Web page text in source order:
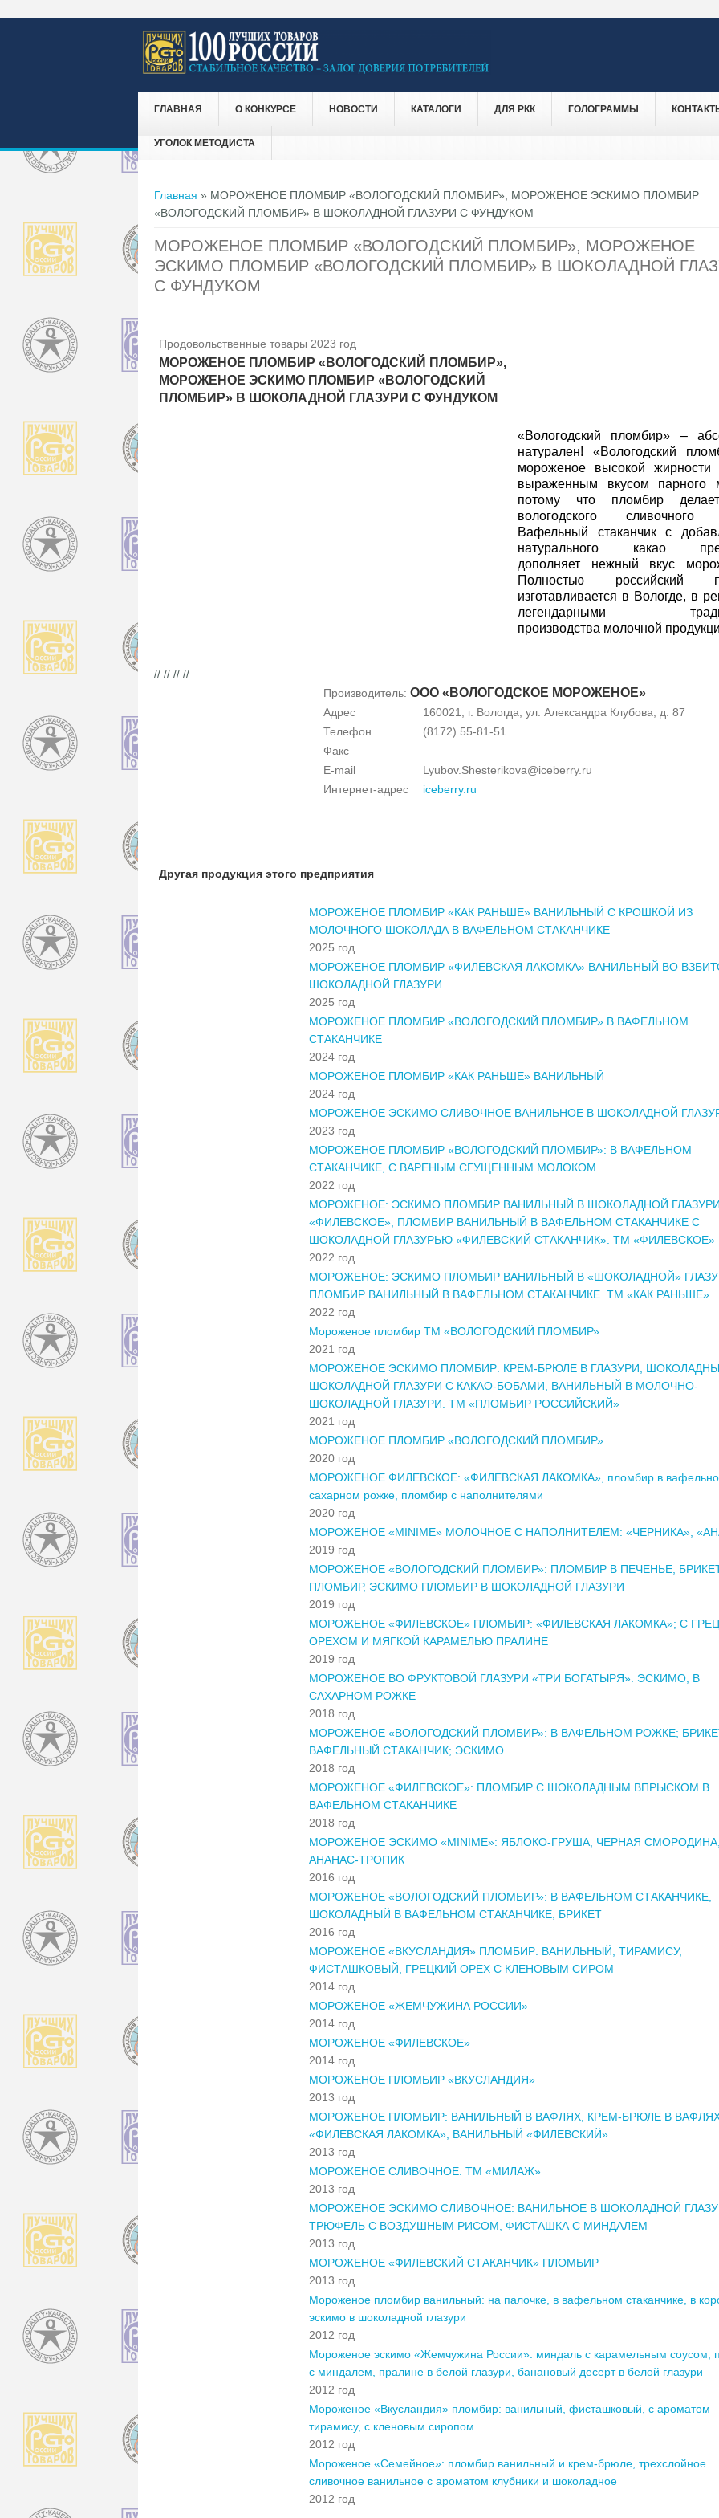
ГЛАВНАЯ О КОНКУРСЕ НОВОСТИ КАТАЛОГИ ДЛЯ РКК ГОЛОГРАММЫ
УГОЛОК МЕТОДИСТА
Вы здесь
Главная » МОРОЖЕНОЕ ПЛОМБИР «ВОЛОГОДСКИЙ ПЛОМБИР», МОРОЖЕНОЕ ЭСКИМО ПЛОМБИР
«ВОЛОГОДСКИЙ ПЛОМБИР» В ШОКОЛАДНОЙ ГЛАЗУРИ С ФУНДУКОМ
МОРОЖЕНОЕ ПЛОМБИР «ВОЛОГОДСКИЙ ПЛОМБИР», МОРОЖЕНОЕ
ЭСКИМО ПЛОМБИР «ВОЛОГОДСКИЙ ПЛОМБИР» В ШОКОЛАДНОЙ
С ФУНДУКОМ
Продовольственные товары 2023 год
МОРОЖЕНОЕ ПЛОМБИР «ВОЛОГОДСКИЙ ПЛОМБИР»,
МОРОЖЕНОЕ ЭСКИМО ПЛОМБИР «ВОЛОГОДСКИЙ
ПЛОМБИР» В ШОКОЛАДНОЙ ГЛАЗУРИ С ФУНДУКОМ
«Вологодский пломбир» –
натурален! «Вологодский
мороженое высокой жирности
выраженным вкусом парного
потому что пломбир
вологодского сливочного
Вафельный стаканчик с
натурального какао
дополняет нежный вкус
Полностью российский
изготавливается в Вологде, в
легендарными
производства молочной
// // // //
Производитель: ООО «ВОЛОГОДСКОЕ МОРОЖЕНОЕ»
Адрес
160021, г. Вологда, ул. Александра Клубова, д. 87
Телефон
(8172) 55-81-51
Факс
E-mail
Lyubov.Shesterikova@iceberry.ru
Интернет-адрес
iceberry.ru
Другая продукция этого предприятия
МОРОЖЕНОЕ ПЛОМБИР «КАК РАНЬШЕ» ВАНИЛЬНЫЙ С КРОШКОЙ ИЗ
МОЛОЧНОГО ШОКОЛАДА В ВАФЕЛЬНОМ СТАКАНЧИКЕ
2025 год
МОРОЖЕНОЕ ПЛОМБИР «ФИЛЕВСКАЯ ЛАКОМКА» ВАНИЛЬНЫЙ ВО
ШОКОЛАДНОЙ ГЛАЗУРИ
2025 год
МОРОЖЕНОЕ ПЛОМБИР «ВОЛОГОДСКИЙ ПЛОМБИР» В ВАФЕЛЬНОМ
СТАКАНЧИКЕ
2024 год
МОРОЖЕНОЕ ПЛОМБИР «КАК РАНЬШЕ» ВАНИЛЬНЫЙ
2024 год
МОРОЖЕНОЕ ЭСКИМО СЛИВОЧНОЕ ВАНИЛЬНОЕ В ШОКОЛАДНОЙ
2023 год
МОРОЖЕНОЕ ПЛОМБИР «ВОЛОГОДСКИЙ ПЛОМБИР»: В ВАФЕЛЬНОМ
СТАКАНЧИКЕ, С ВАРЕНЫМ СГУЩЕННЫМ МОЛОКОМ
2022 год
МОРОЖЕНОЕ: ЭСКИМО ПЛОМБИР ВАНИЛЬНЫЙ В ШОКОЛАДНОЙ
«ФИЛЕВСКОЕ», ПЛОМБИР ВАНИЛЬНЫЙ В ВАФЕЛЬНОМ СТАКАНЧИКЕ С
ШОКОЛАДНОЙ ГЛАЗУРЬЮ «ФИЛЕВСКИЙ СТАКАНЧИК». ТМ «ФИЛЕВСКОЕ»
2022 год
МОРОЖЕНОЕ: ЭСКИМО ПЛОМБИР ВАНИЛЬНЫЙ В «ШОКОЛАДНОЙ»
ПЛОМБИР ВАНИЛЬНЫЙ В ВАФЕЛЬНОМ СТАКАНЧИКЕ. ТМ «КАК РАНЬШЕ»
2022 год
Мороженое пломбир ТМ «ВОЛОГОДСКИЙ ПЛОМБИР»
2021 год
МОРОЖЕНОЕ ЭСКИМО ПЛОМБИР: КРЕМ-БРЮЛЕ В ГЛАЗУРИ,
ШОКОЛАДНОЙ ГЛАЗУРИ С КАКАО-БОБАМИ, ВАНИЛЬНЫЙ В МОЛОЧНО-
ШОКОЛАДНОЙ ГЛАЗУРИ. ТМ «ПЛОМБИР РОССИЙСКИЙ»
2021 год
МОРОЖЕНОЕ ПЛОМБИР «ВОЛОГОДСКИЙ ПЛОМБИР»
2020 год
МОРОЖЕНОЕ ФИЛЕВСКОЕ: «ФИЛЕВСКАЯ ЛАКОМКА», пломбир в
сахарном рожке, пломбир с наполнителями
2020 год
МОРОЖЕНОЕ «MINIME» МОЛОЧНОЕ С НАПОЛНИТЕЛЕМ: «ЧЕРНИКА»,
2019 год
МОРОЖЕНОЕ «ВОЛОГОДСКИЙ ПЛОМБИР»: ПЛОМБИР В ПЕЧЕНЬЕ,
ПЛОМБИР, ЭСКИМО ПЛОМБИР В ШОКОЛАДНОЙ ГЛАЗУРИ
2019 год
МОРОЖЕНОЕ «ФИЛЕВСКОЕ» ПЛОМБИР: «ФИЛЕВСКАЯ ЛАКОМКА»; С
ОРЕХОМ И МЯГКОЙ КАРАМЕЛЬЮ ПРАЛИНЕ
2019 год
МОРОЖЕНОЕ ВО ФРУКТОВОЙ ГЛАЗУРИ «ТРИ БОГАТЫРЯ»: ЭСКИМО; В
САХАРНОМ РОЖКЕ
2018 год
МОРОЖЕНОЕ «ВОЛОГОДСКИЙ ПЛОМБИР»: В ВАФЕЛЬНОМ РОЖКЕ;
ВАФЕЛЬНЫЙ СТАКАНЧИК; ЭСКИМО
2018 год
МОРОЖЕНОЕ «ФИЛЕВСКОЕ»: ПЛОМБИР С ШОКОЛАДНЫМ ВПРЫСКОМ В
ВАФЕЛЬНОМ СТАКАНЧИКЕ
2018 год
МОРОЖЕНОЕ ЭСКИМО «MINIME»: ЯБЛОКО-ГРУША, ЧЕРНАЯ
АНАНАС-ТРОПИК
2016 год
МОРОЖЕНОЕ «ВОЛОГОДСКИЙ ПЛОМБИР»: В ВАФЕЛЬНОМ СТАКАНЧИКЕ,
ШОКОЛАДНЫЙ В ВАФЕЛЬНОМ СТАКАНЧИКЕ, БРИКЕТ
2016 год
МОРОЖЕНОЕ «ВКУСЛАНДИЯ» ПЛОМБИР: ВАНИЛЬНЫЙ, ТИРАМИСУ,
ФИСТАШКОВЫЙ, ГРЕЦКИЙ ОРЕХ С КЛЕНОВЫМ СИРОМ
2014 год
МОРОЖЕНОЕ «ЖЕМЧУЖИНА РОССИИ»
2014 год
МОРОЖЕНОЕ «ФИЛЕВСКОЕ»
2014 год
МОРОЖЕНОЕ ПЛОМБИР «ВКУСЛАНДИЯ»
2013 год
МОРОЖЕНОЕ ПЛОМБИР: ВАНИЛЬНЫЙ В ВАФЛЯХ, КРЕМ-БРЮЛЕ В
«ФИЛЕВСКАЯ ЛАКОМКА», ВАНИЛЬНЫЙ «ФИЛЕВСКИЙ»
2013 год
МОРОЖЕНОЕ СЛИВОЧНОЕ. ТМ «МИЛАЖ»
2013 год
МОРОЖЕНОЕ ЭСКИМО СЛИВОЧНОЕ: ВАНИЛЬНОЕ В ШОКОЛАДНОЙ
ТРЮФЕЛЬ С ВОЗДУШНЫМ РИСОМ, ФИСТАШКА С МИНДАЛЕМ
2013 год
МОРОЖЕНОЕ «ФИЛЕВСКИЙ СТАКАНЧИК» ПЛОМБИР
2013 год
Мороженое пломбир ванильный: на палочке, в вафельном стаканчике, в
эскимо в шоколадной глазури
2012 год
Мороженое эскимо «Жемчужина России»: миндаль с карамельным соусом,
с миндалем, пралине в белой глазури, банановый десерт в белой глазури
2012 год
Мороженое «Вкусландия» пломбир: ванильный, фисташковый, с ароматом
тирамису, с кленовым сиропом
2012 год
Мороженое «Семейное»: пломбир ванильный и крем-брюле, трехслойное
сливочное ванильное с ароматом клубники и шоколадное
2012 год